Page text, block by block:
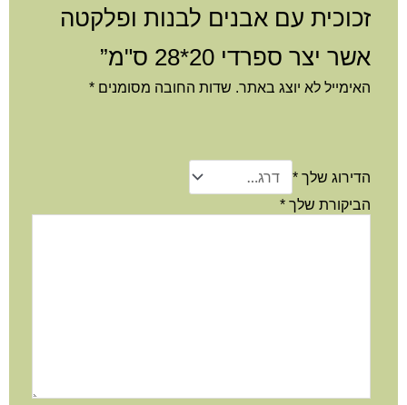
זכוכית עם אבנים לבנות ופלקטה
אשר יצר ספרדי 20*28 ס"מ”
האימייל לא יוצג באתר. שדות החובה מסומנים *
הדירוג שלך *
הביקורת שלך *